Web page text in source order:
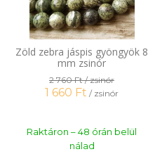
Zöld zebra jáspis gyöngyök 8
mm zsinór
2 760 Ft/ zsinór
1 660 Ft / zsinór
Raktáron – 48 órán belül
nálad